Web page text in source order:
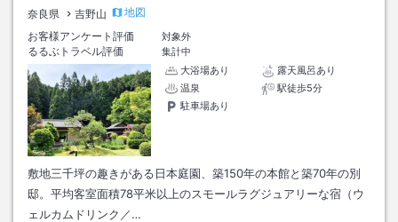
奈良県 吉野山
地図
お客様アンケート評価
対象外
るるぶトラベル評価
集計中
大浴場あり
露天風呂あり
温泉
駅徒歩5分
駐車場あり
敷地三千坪の趣きがある日本庭園、築150年の本館と築70年の別
邸。平均客室面積78平米以上のスモールラグジュアリーな宿（ウ
ェルカムドリンク／…